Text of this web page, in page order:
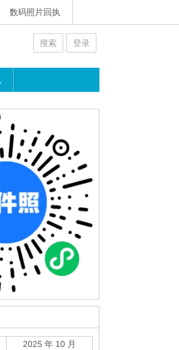
数码照片回执
搜索 登录
2025 年 10 月